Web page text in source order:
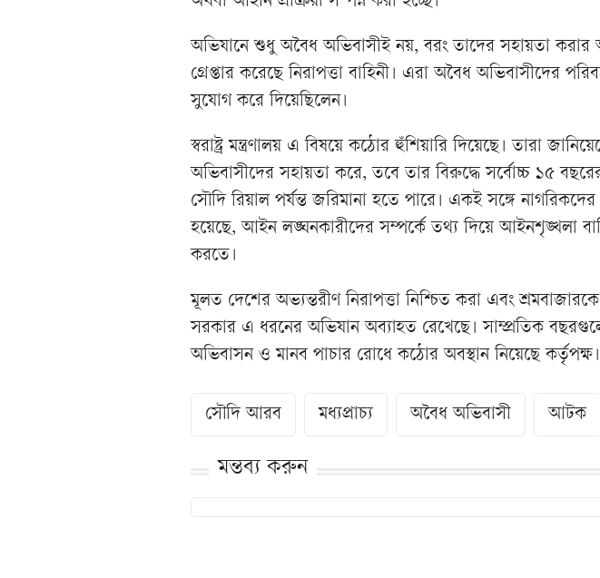
অভিযানে শুধু অবৈধ অভিবাসীই নয়, বরং তাদের সহায়তা
গ্রেপ্তার করেছে নিরাপত্তা বাহিনী। এরা অবৈধ অভিবাসীদের
সুযোগ করে দিয়েছিলেন।
স্বরাষ্ট্র মন্ত্রণালয় এ বিষয়ে কঠোর হুঁশিয়ারি দিয়েছে। তারা
অভিবাসীদের সহায়তা করে, তবে তার বিরুদ্ধে সর্বোচ্চ ১৫
সৌদি রিয়াল পর্যন্ত জরিমানা হতে পারে। একই সঙ্গে
হয়েছে, আইন লঙ্ঘনকারীদের সম্পর্কে তথ্য দিয়ে আইনশৃঙ্খলা
করতে।
মূলত দেশের অভ্যন্তরীণ নিরাপত্তা নিশ্চিত করা এবং
সরকার এ ধরনের অভিযান অব্যাহত রেখেছে। সাম্প্রতিক
অভিবাসন ও মানব পাচার রোধে কঠোর অবস্থান নিয়েছে কর্তৃপক্ষ।
সৌদি আরব মধ্যপ্রাচ্য অবৈধ অভিবাসী আটক
মন্তব্য করুন